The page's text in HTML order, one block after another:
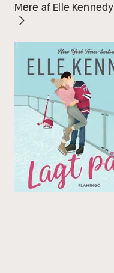
Mere af Elle Kennedy